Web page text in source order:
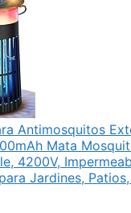
Antimosquitos
Mata
4200V,
Jardines,